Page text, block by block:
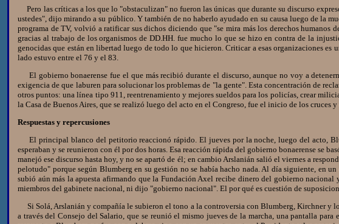
Pero las críticas a los que lo "obstaculizan" no fueron las únicas que durante su discurso
ustedes", dijo mirando a su público. Y también de no haberlo ayudado en su causa luego de la
programa de TV, volvió a ratificar sus dichos diciendo que "se mira más los derechos
gracias al trabajo de los organismos de DD.HH. fue mucho lo que se hizo en contra de la
genocidas que están en libertad luego de todo lo que hicieron. Criticar a esas organizaciones
lado estuvo entre el 76 y el 83.
El gobierno bonaerense fue el que más recibió durante el discurso, aunque no voy a
exigencia de que laburen para solucionar los problemas de "la gente". Esta concentración de
otros puntos: una línea tipo 911, reentrenamiento y mejores sueldos para los policías, crear
la Casa de Buenos Aires, que se realizó luego del acto en el Congreso, fue el inicio de los cruces
Respuestas y repercusiones
El principal blanco del petitorio reaccionó rápido. El jueves por la noche, luego del acto,
esperaban y se reunieron con él por dos horas. Esa reacción rápida del gobierno bonaerense se
manejó ese discurso hasta hoy, y no se apartó de él; en cambio Arslanián salió el viernes a
pelotudo" porque según Blumberg en su gestión no se había hacho nada. Al día siguiente, en
subió aún más la apuesta afirmando que la Fundación Axel recibe dinero del gobierno
miembros del gabinete nacional, ni dijo "gobierno nacional". El por qué es cuestión de
Si Solá, Arslanián y compañía le subieron el tono a la controversia con Blumberg, Kirchner y
a través del Consejo del Salario, que se reunió el mismo jueves de la marcha, una pantalla